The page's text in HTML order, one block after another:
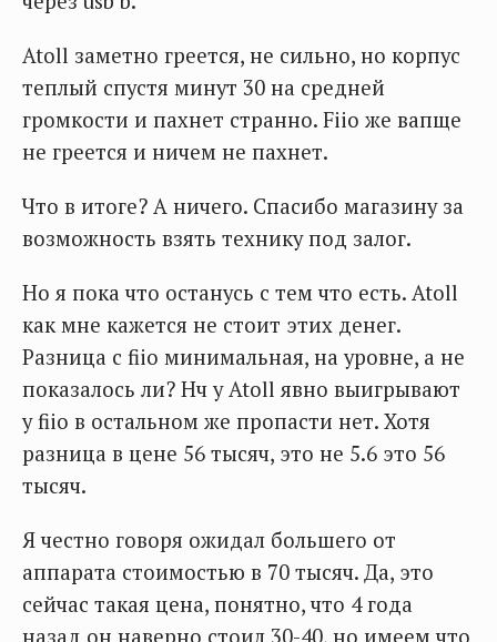
Atoll заметно греется, не сильно, но корпус
теплый спустя минут 30 на средней
громкости и пахнет странно. Fiio же вапще
не греется и ничем не пахнет.
Что в итоге? А ничего. Спасибо магазину за
возможность взять технику под залог.
Но я пока что останусь с тем что есть. Atoll
как мне кажется не стоит этих денег.
Разница с fiio минимальная, на уровне, а не
показалось ли? Нч у Atoll явно выигрывают
у fiio в остальном же пропасти нет. Хотя
разница в цене 56 тысяч, это не 5.6 это 56
тысяч.
Я честно говоря ожидал большего от
аппарата стоимостью в 70 тысяч. Да, это
сейчас такая цена, понятно, что 4 года
назад он наверно стоил 30-40, но имеем что